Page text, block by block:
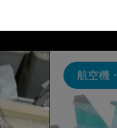
航空機